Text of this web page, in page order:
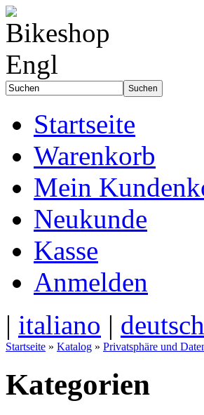
Startseite
Warenkorb
Mein
Neukunde
Kasse
Anmelden
| italiano | deutsch
Startseite » Katalog » Privatsphäre und
Kategorien